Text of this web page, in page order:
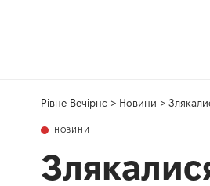
Рівне Вечірнє > Новини >
НОВИНИ